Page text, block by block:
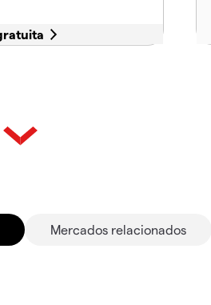
Mercados relacionados